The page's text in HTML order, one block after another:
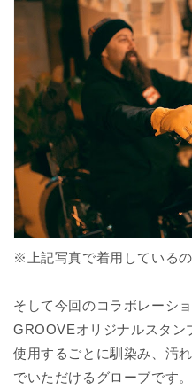
※上記写真で着用しているの
そして今回のコラボレーシ
GROOVEオリジナルスタン
使用するごとに馴染み、汚
でいただけるグローブです。